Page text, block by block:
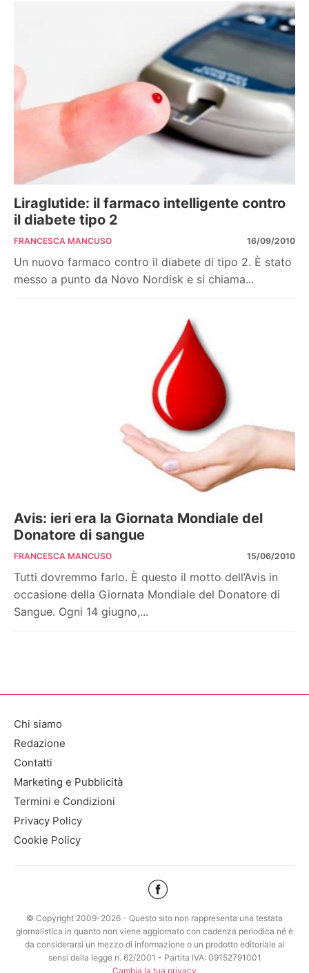
Liraglutide: il farmaco intelligente contro
il diabete tipo 2
FRANCESCA MANCUSO 16/09/2010
Un nuovo farmaco contro il diabete di tipo 2. È stato
messo a punto da Novo Nordisk e si chiama...
Avis: ieri era la Giornata Mondiale del
Donatore di sangue
FRANCESCA MANCUSO 15/06/2010
Tutti dovremmo farlo. È questo il motto dell’Avis in
occasione della Giornata Mondiale del Donatore di
Sangue. Ogni 14 giugno,...
Chi siamo
Redazione
Contatti
Marketing e Pubblicità
Termini e Condizioni
Privacy Policy
Cookie Policy
© Copyright 2009-2026 - Questo sito non rappresenta una testata
giornalistica in quanto non viene aggiornato con cadenza periodica né è
da considerarsi un mezzo di informazione o un prodotto editoriale ai
sensi della legge n. 62/2001 - Partita IVA: 09152791001
Cambia la tua privacy